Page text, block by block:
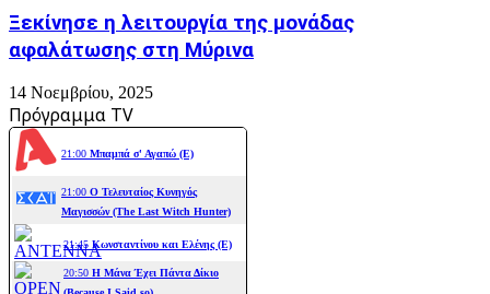
Ξεκίνησε η λειτουργία της μονάδας
αφαλάτωσης στη Μύρινα
14 Νοεμβρίου, 2025
Πρόγραμμα TV